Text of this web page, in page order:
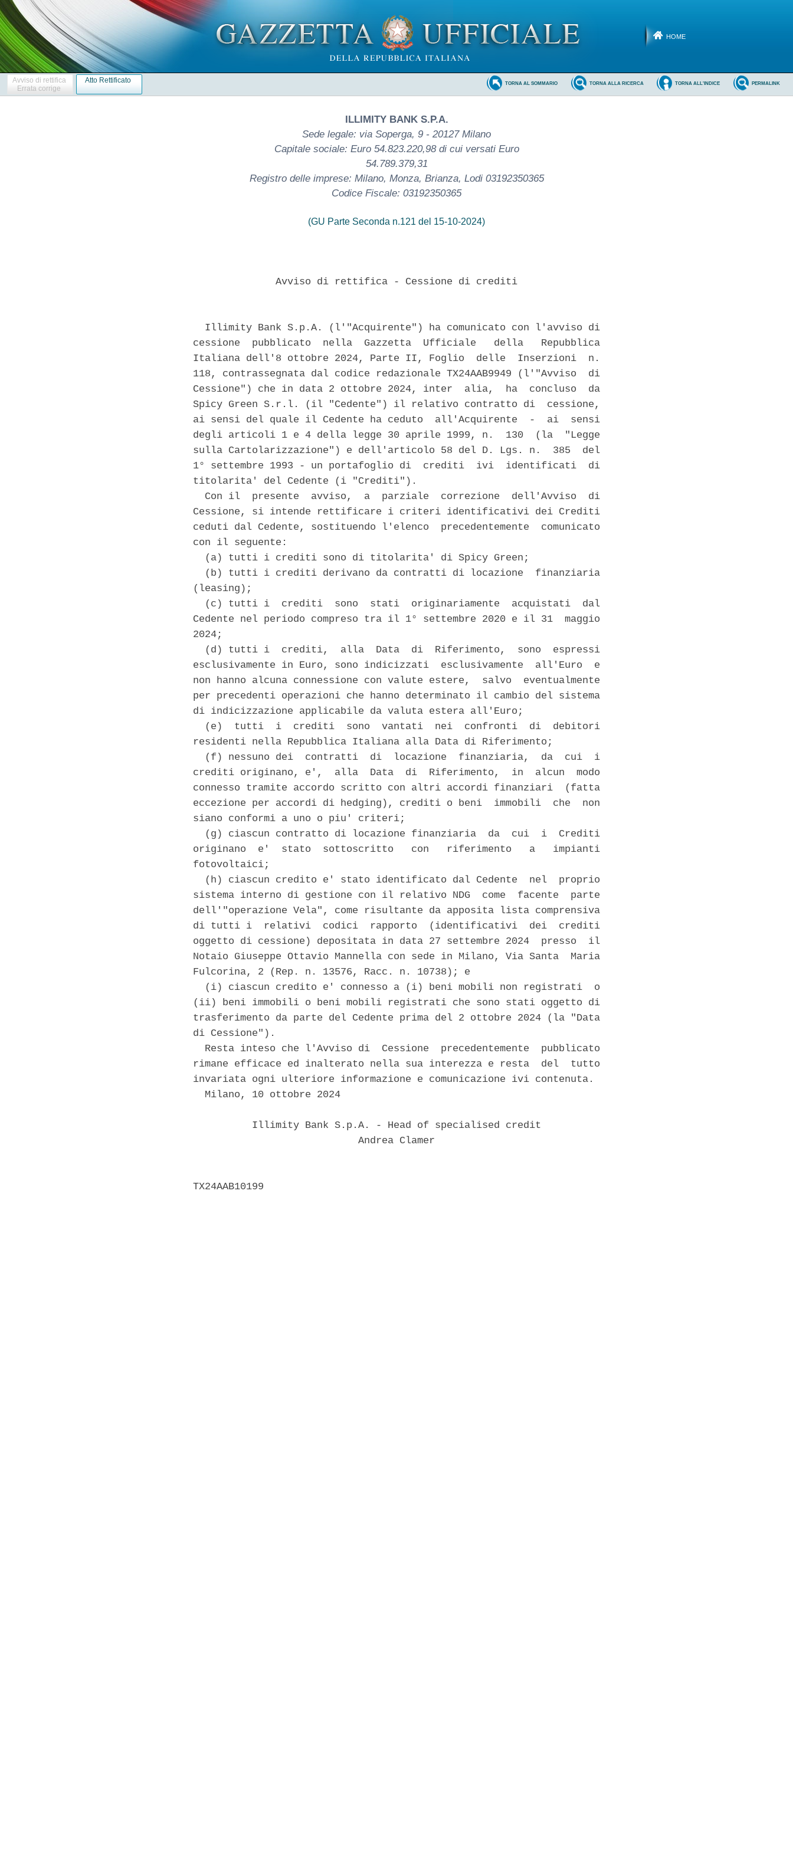
HOME
Avviso di rettifica
Errata corrige
Atto Rettificato PERMALINK
TORNA ALL'INDICE
TORNA ALLA RICERCA
TORNA AL SOMMARIO
ILLIMITY BANK S.P.A.
Sede legale: via Soperga, 9 - 20127 Milano
Capitale sociale: Euro 54.823.220,98 di cui versati Euro
54.789.379,31
Registro delle imprese: Milano, Monza, Brianza, Lodi 03192350365
Codice Fiscale: 03192350365
(GU Parte Seconda n.121 del 15-10-2024)
              Avviso di rettifica - Cessione di crediti
  Illimity Bank S.p.A. (l'"Acquirente") ha comunicato con l'avviso di
cessione  pubblicato  nella  Gazzetta  Ufficiale   della   Repubblica
Italiana dell'8 ottobre 2024, Parte II, Foglio  delle  Inserzioni  n.
118, contrassegnata dal codice redazionale TX24AAB9949 (l'"Avviso  di
Cessione") che in data 2 ottobre 2024, inter  alia,  ha  concluso  da
Spicy Green S.r.l. (il "Cedente") il relativo contratto di  cessione,
ai sensi del quale il Cedente ha ceduto  all'Acquirente  -  ai  sensi
degli articoli 1 e 4 della legge 30 aprile 1999, n.  130  (la  "Legge
sulla Cartolarizzazione") e dell'articolo 58 del D. Lgs. n.  385  del
1° settembre 1993 - un portafoglio di  crediti  ivi  identificati  di
titolarita' del Cedente (i "Crediti").
  Con il  presente  avviso,  a  parziale  correzione  dell'Avviso  di
Cessione, si intende rettificare i criteri identificativi dei Crediti
ceduti dal Cedente, sostituendo l'elenco  precedentemente  comunicato
con il seguente:
  (a) tutti i crediti sono di titolarita' di Spicy Green;
  (b) tutti i crediti derivano da contratti di locazione  finanziaria
(leasing);
  (c) tutti i  crediti  sono  stati  originariamente  acquistati  dal
Cedente nel periodo compreso tra il 1° settembre 2020 e il 31  maggio
2024;
  (d) tutti i  crediti,  alla  Data  di  Riferimento,  sono  espressi
esclusivamente in Euro, sono indicizzati  esclusivamente  all'Euro  e
non hanno alcuna connessione con valute estere,  salvo  eventualmente
per precedenti operazioni che hanno determinato il cambio del sistema
di indicizzazione applicabile da valuta estera all'Euro;
  (e)  tutti  i  crediti  sono  vantati  nei  confronti  di  debitori
residenti nella Repubblica Italiana alla Data di Riferimento;
  (f) nessuno dei  contratti  di  locazione  finanziaria,  da  cui  i
crediti originano, e',  alla  Data  di  Riferimento,  in  alcun  modo
connesso tramite accordo scritto con altri accordi finanziari  (fatta
eccezione per accordi di hedging), crediti o beni  immobili  che  non
siano conformi a uno o piu' criteri;
  (g) ciascun contratto di locazione finanziaria  da  cui  i  Crediti
originano  e'  stato  sottoscritto   con   riferimento   a   impianti
fotovoltaici;
  (h) ciascun credito e' stato identificato dal Cedente  nel  proprio
sistema interno di gestione con il relativo NDG  come  facente  parte
dell'"operazione Vela", come risultante da apposita lista comprensiva
di tutti i  relativi  codici  rapporto  (identificativi  dei  crediti
oggetto di cessione) depositata in data 27 settembre 2024  presso  il
Notaio Giuseppe Ottavio Mannella con sede in Milano, Via Santa  Maria
Fulcorina, 2 (Rep. n. 13576, Racc. n. 10738); e
  (i) ciascun credito e' connesso a (i) beni mobili non registrati  o
(ii) beni immobili o beni mobili registrati che sono stati oggetto di
trasferimento da parte del Cedente prima del 2 ottobre 2024 (la "Data
di Cessione").
  Resta inteso che l'Avviso di  Cessione  precedentemente  pubblicato
rimane efficace ed inalterato nella sua interezza e resta  del  tutto
invariata ogni ulteriore informazione e comunicazione ivi contenuta.
  Milano, 10 ottobre 2024
          Illimity Bank S.p.A. - Head of specialised credit
                            Andrea Clamer